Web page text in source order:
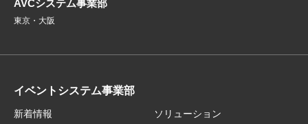
AVCシステム事業部
東京・大阪
イベントシステム事業部
新着情報
ソリューション